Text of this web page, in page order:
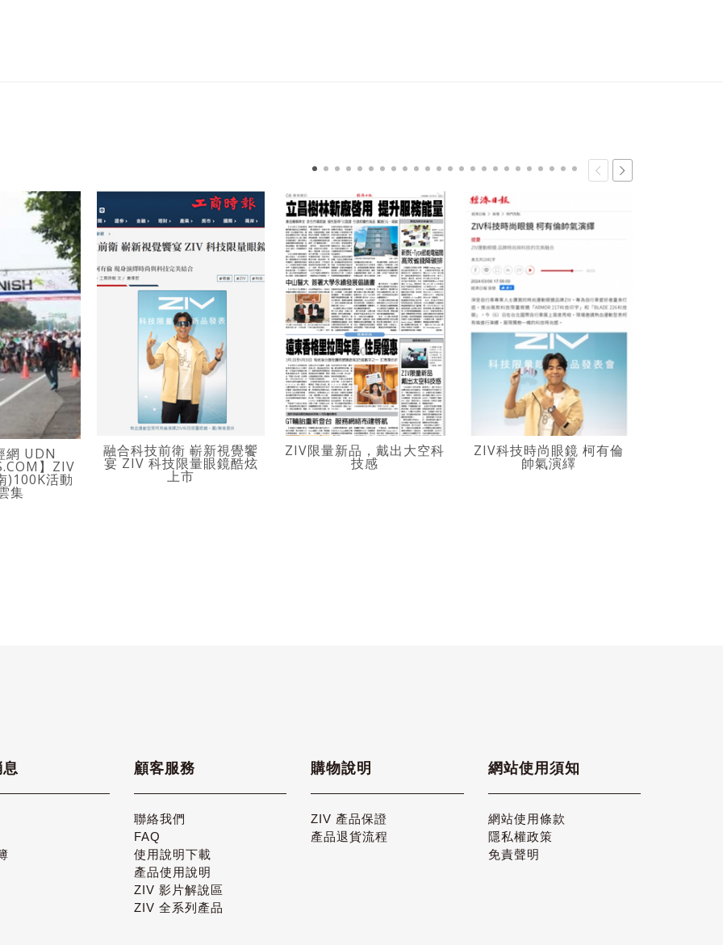
網 UDN
】ZIV
)100K活動
集
融合科技前衛 嶄新視覺饗
宴 ZIV 科技限量眼鏡酷炫
上市
ZIV限量新品，戴出大空科
技感
ZIV科技時尚眼鏡 柯有倫
帥氣演繹
顧客服務
聯絡我們
FAQ
使用說明下載
產品使用說明
ZIV 影片解說區
ZIV 全系列產品
購物說明
ZIV 產品保證
產品退貨流程
網站使用須知
網站使用條款
隱私權政策
免責聲明